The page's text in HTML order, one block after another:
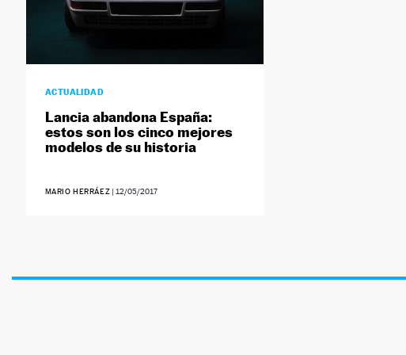
ACTUALIDAD
Lancia abandona España:
estos son los cinco mejores
modelos de su historia
MARIO HERRÁEZ | 12/05/2017